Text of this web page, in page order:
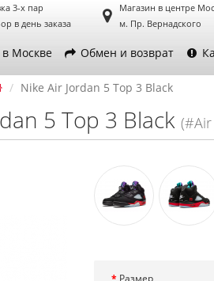
3-х пар
в день заказа
Магазин в центре
м. Пр. Вернадского
Москве Обмен и возврат
Nike Air Jordan 5 Top 3 Black
5 Top 3 Black
Размер